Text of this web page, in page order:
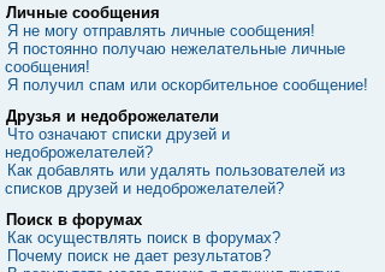
Личные сообщения
Я не могу отправлять личные сообщения!
Я постоянно получаю нежелательные личные
сообщения!
Я получил спам или оскорбительное сообщение!
Друзья и недоброжелатели
Что означают списки друзей и
недоброжелателей?
Как добавлять или удалять пользователей из
списков друзей и недоброжелателей?
Поиск в форумах
Как осуществлять поиск в форумах?
Почему поиск не дает результатов?